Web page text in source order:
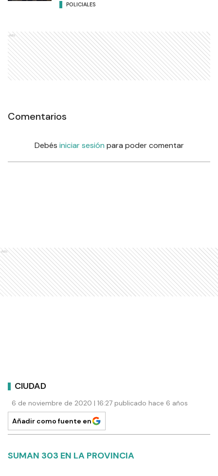
POLICIALES
Ads
Comentarios
Debés iniciar sesión para poder comentar
Ads
CIUDAD
6 de noviembre de 2020 | 16:27 publicado hace 6 años
Añadir como fuente en
SUMAN 303 EN LA PROVINCIA